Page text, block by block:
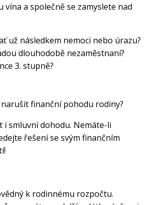
a společně se zamyslete nad
už následkem nemoci nebo úrazu?
dlouhodobě nezaměstnaní?
3. stupně?
finanční pohodu rodiny?
smluvní dohodu. Nemáte-li
řešení se svým finančním
k rodinnému rozpočtu.